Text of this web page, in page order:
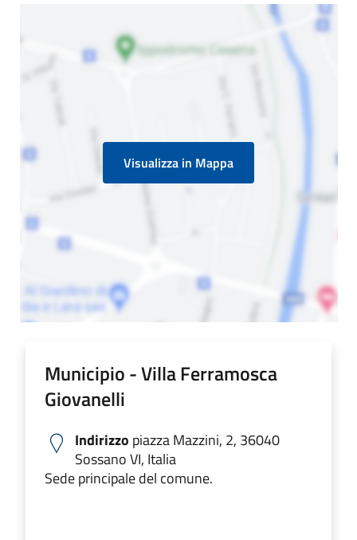
Visualizza in Mappa
Municipio - Villa Ferramosca
Giovanelli
Indirizzo piazza Mazzini, 2, 36040
Sossano VI, Italia
Sede principale del comune.